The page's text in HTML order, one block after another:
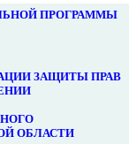
ПРОГРАММЫ
ЗАЩИТЫ ПРАВ
ОБЛАСТИ